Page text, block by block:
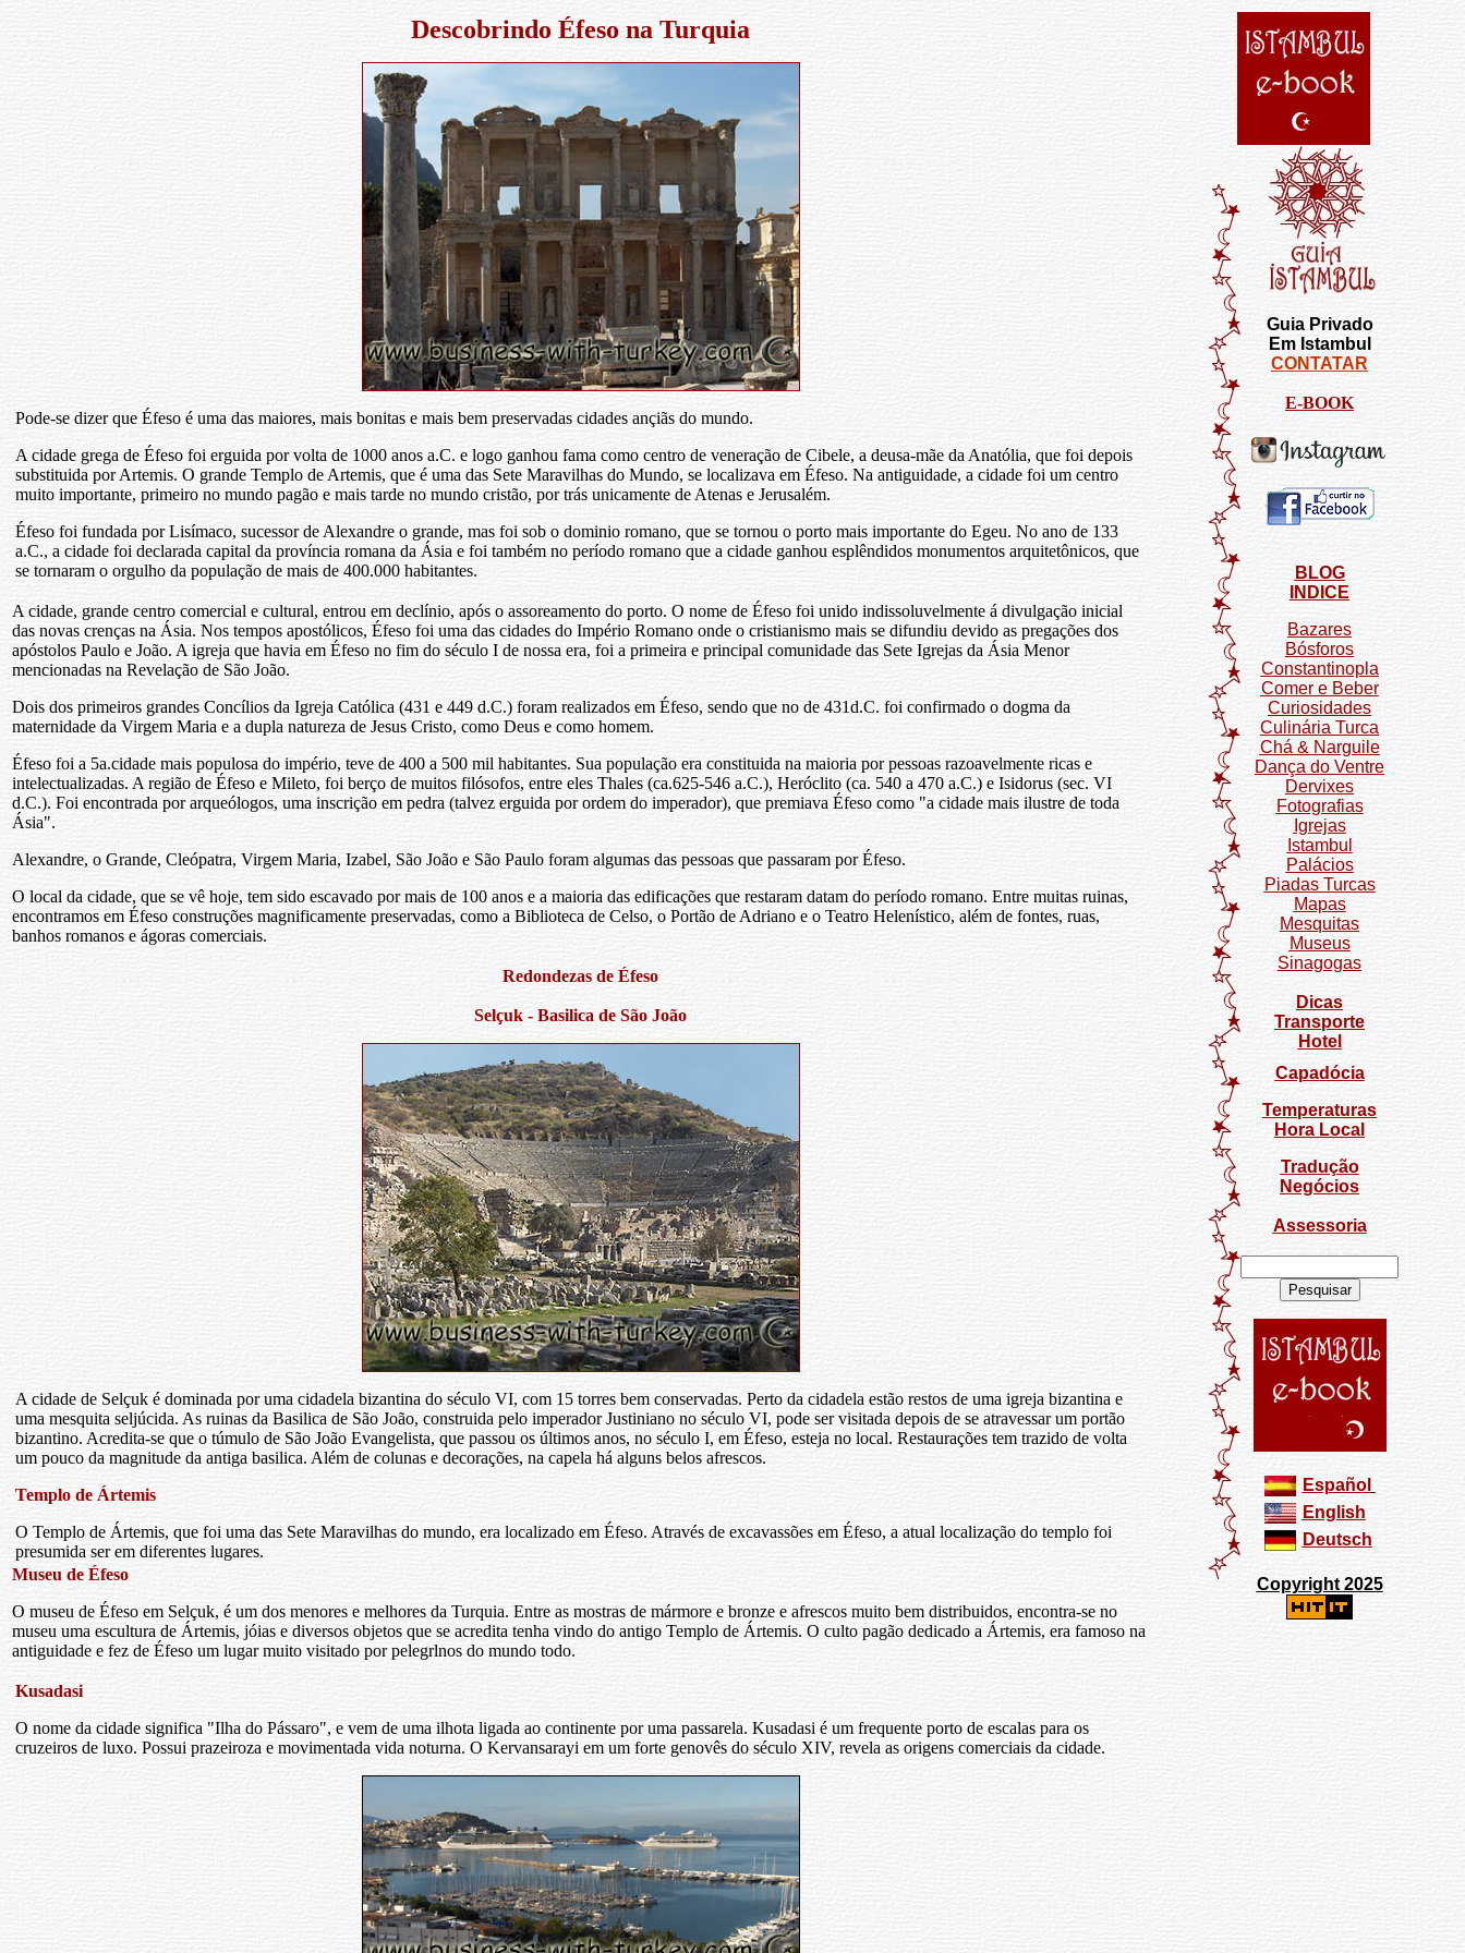
Descobrindo Éfeso na Turquia
Pode-se dizer que Éfeso é uma das maiores, mais bonitas e mais bem preservadas cidades ançiãs do mundo.
A cidade grega de Éfeso foi erguida por volta de 1000 anos a.C. e logo ganhou fama como centro de veneração de Cibele, a deusa-mãe da Anatólia, que foi depois
substituida por Artemis. O grande Templo de Artemis, que é uma das Sete Maravilhas do Mundo, se localizava em Éfeso. Na antiguidade, a cidade foi um centro
muito importante, primeiro no mundo pagão e mais tarde no mundo cristão, por trás unicamente de Atenas e Jerusalém.
Éfeso foi fundada por Lisímaco, sucessor de Alexandre o grande, mas foi sob o dominio romano, que se tornou o porto mais importante do Egeu. No ano de 133
a.C., a cidade foi declarada capital da província romana da Ásia e foi também no período romano que a cidade ganhou esplêndidos monumentos arquitetônicos, que
se tornaram o orgulho da população de mais de 400.000 habitantes.
A cidade, grande centro comercial e cultural, entrou em declínio, após o assoreamento do porto. O nome de Éfeso foi unido indissoluvelmente á divulgação inicial
das novas crenças na Ásia. Nos tempos apostólicos, Éfeso foi uma das cidades do Império Romano onde o cristianismo mais se difundiu devido as pregações dos
apóstolos Paulo e João. A igreja que havia em Éfeso no fim do século I de nossa era, foi a primeira e principal comunidade das Sete Igrejas da Ásia Menor
mencionadas na Revelação de São João.
Dois dos primeiros grandes Concílios da Igreja Católica (431 e 449 d.C.) foram realizados em Éfeso, sendo que no de 431d.C. foi confirmado o dogma da
maternidade da Virgem Maria e a dupla natureza de Jesus Cristo, como Deus e como homem.
Éfeso foi a 5a.cidade mais populosa do império, teve de 400 a 500 mil habitantes. Sua população era constituida na maioria por pessoas razoavelmente ricas e
intelectualizadas. A região de Éfeso e Mileto, foi berço de muitos filósofos, entre eles Thales (ca.625-546 a.C.), Heróclito (ca. 540 a 470 a.C.) e Isidorus (sec. VI
d.C.). Foi encontrada por arqueólogos, uma inscrição em pedra (talvez erguida por ordem do imperador), que premiava Éfeso como "a cidade mais ilustre de toda
Ásia".
Alexandre, o Grande, Cleópatra, Virgem Maria, Izabel, São João e São Paulo foram algumas das pessoas que passaram por Éfeso.
O local da cidade, que se vê hoje, tem sido escavado por mais de 100 anos e a maioria das edificações que restaram datam do período romano. Entre muitas ruinas,
encontramos em Éfeso construções magnificamente preservadas, como a Biblioteca de Celso, o Portão de Adriano e o Teatro Helenístico, além de fontes, ruas,
banhos romanos e ágoras comerciais.
Redondezas de Éfeso
Selçuk - Basilica de São João
A cidade de Selçuk é dominada por uma cidadela bizantina do século VI, com 15 torres bem conservadas. Perto da cidadela estão restos de uma igreja bizantina e
uma mesquita seljúcida. As ruinas da Basilica de São João, construida pelo imperador Justiniano no século VI, pode ser visitada depois de se atravessar um portão
bizantino. Acredita-se que o túmulo de São João Evangelista, que passou os últimos anos, no século I, em Éfeso, esteja no local. Restaurações tem trazido de volta
um pouco da magnitude da antiga basilica. Além de colunas e decorações, na capela há alguns belos afrescos.
Templo de Ártemis
O Templo de Ártemis, que foi uma das Sete Maravilhas do mundo, era localizado em Éfeso. Através de excavassões em Éfeso, a atual localização do templo foi
presumida ser em diferentes lugares.
Museu de Éfeso
O museu de Éfeso em Selçuk, é um dos menores e melhores da Turquia. Entre as mostras de mármore e bronze e afrescos muito bem distribuidos, encontra-se no
museu uma escultura de Ártemis, jóias e diversos objetos que se acredita tenha vindo do antigo Templo de Ártemis. O culto pagão dedicado a Ártemis, era famoso na
antiguidade e fez de Éfeso um lugar muito visitado por pelegrlnos do mundo todo.
Kusadasi
O nome da cidade significa "Ilha do Pássaro", e vem de uma ilhota ligada ao continente por uma passarela. Kusadasi é um frequente porto de escalas para os
cruzeiros de luxo. Possui prazeiroza e movimentada vida noturna. O Kervansarayi em um forte genovês do século XIV, revela as origens comerciais da cidade.
Guia Privado
Em Istambul
CONTATAR
E-BOOK
BLOG
INDICE
Bazares
Bósforos
Constantinopla
Comer e Beber
Curiosidades
Culinária Turca
Chá & Narguile
Dança do Ventre
Dervixes
Fotografias
Igrejas
Istambul
Palácios
Piadas Turcas
Mapas
Mesquitas
Museus
Sinagogas
Dicas
Transporte
Hotel
Capadócia
Temperaturas
Hora Local
Tradução
Negócios
Assessoria
Español
English
Deutsch
Copyright 2025